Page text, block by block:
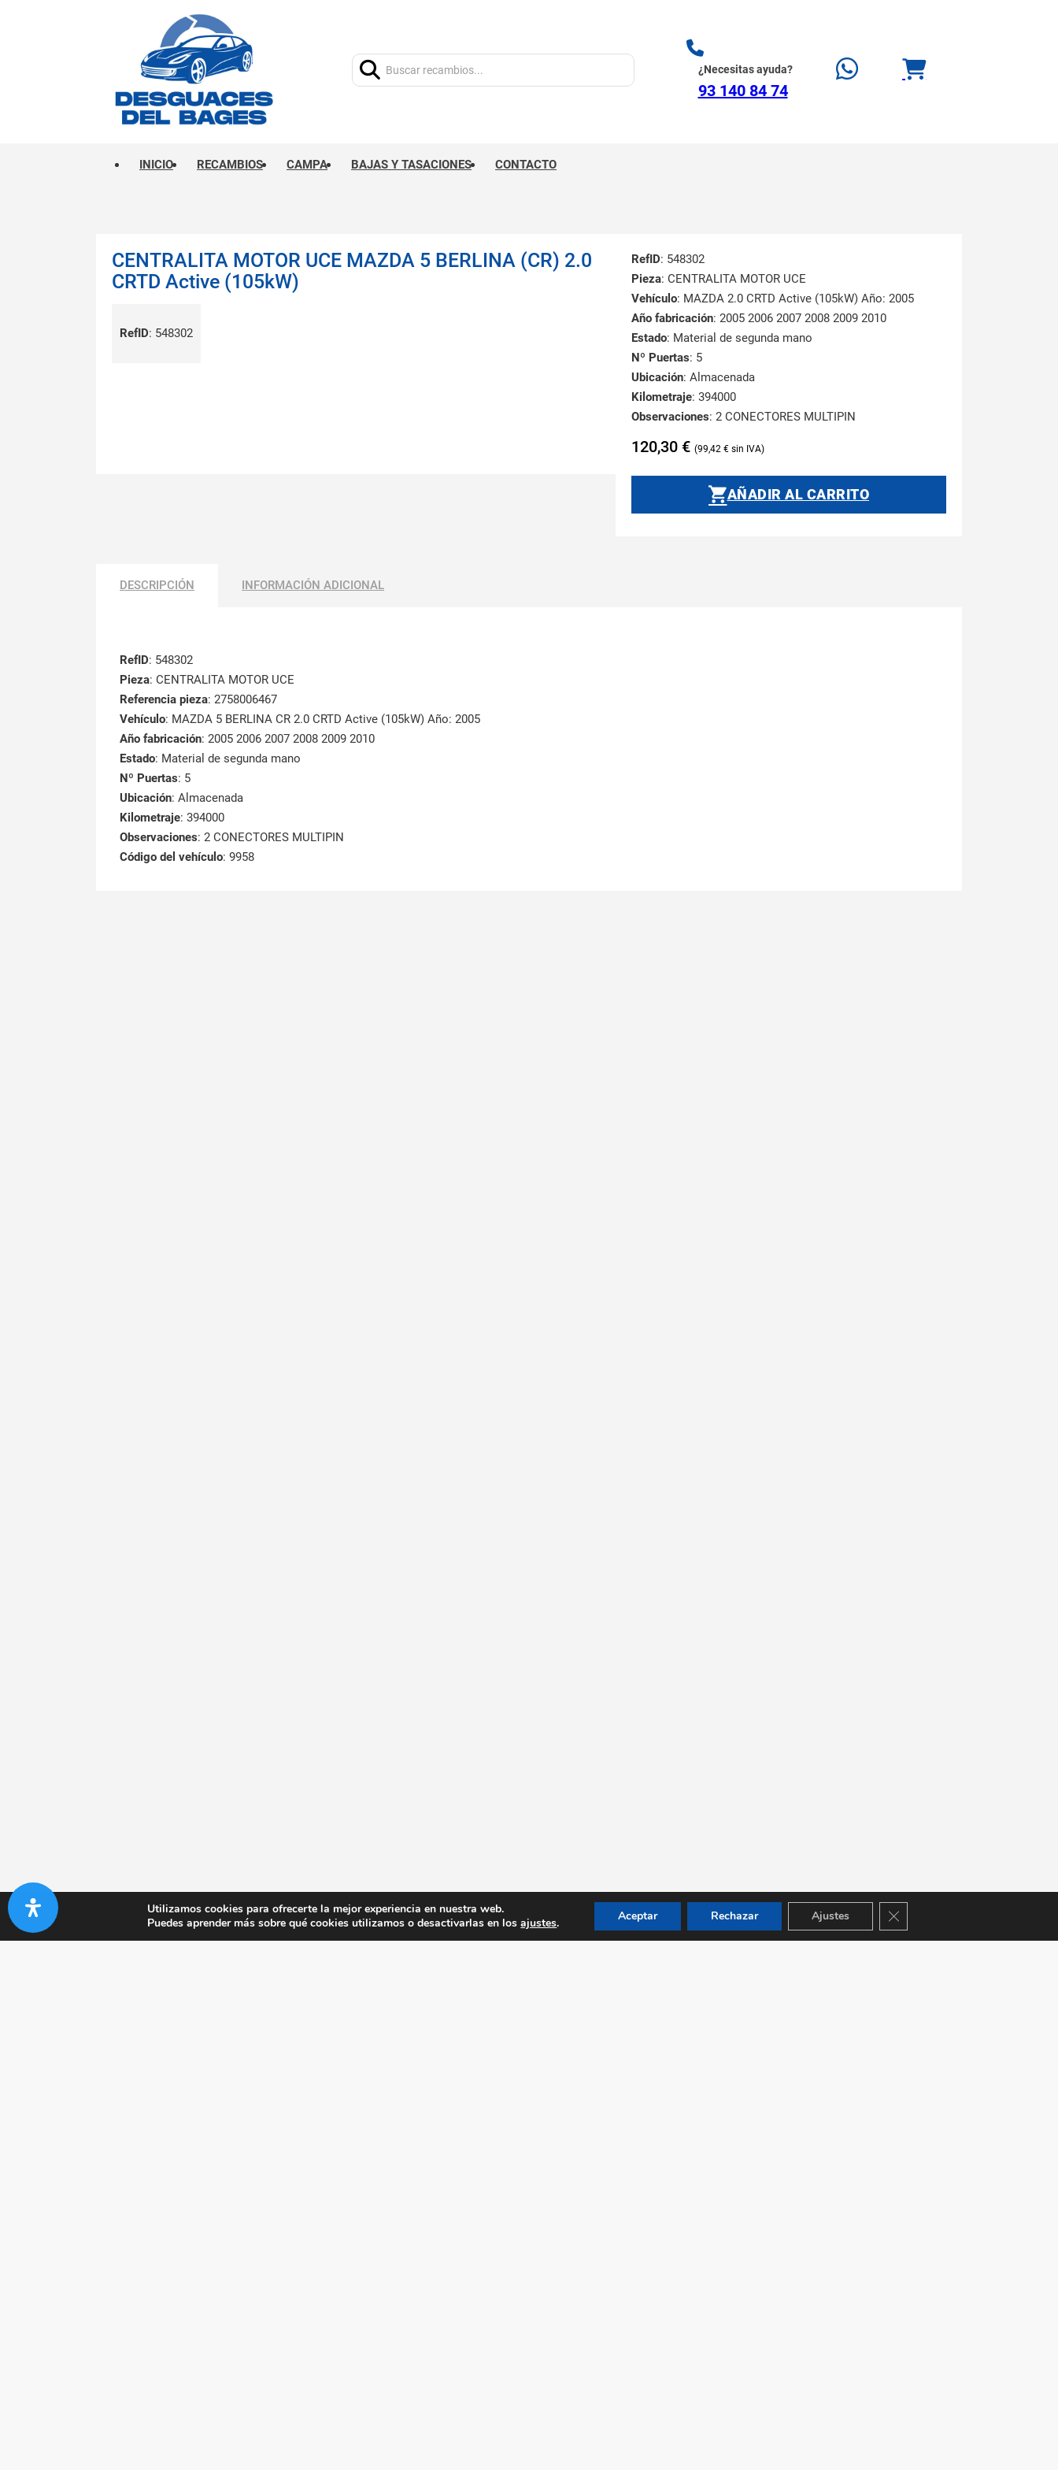
¿Necesitas ayuda?
93 140 84 74
INICIO RECAMBIOS CAMPA BAJAS Y TASACIONES CONTACTO
CENTRALITA MOTOR UCE MAZDA 5 BERLINA (CR) 2.0
CRTD Active (105kW)
RefID: 548302
RefID: 548302
Pieza: CENTRALITA MOTOR UCE
Vehículo: MAZDA 2.0 CRTD Active (105kW) Año: 2005
Año fabricación: 2005 2006 2007 2008 2009 2010
Estado: Material de segunda mano
Nº Puertas: 5
Ubicación: Almacenada
Kilometraje: 394000
Observaciones: 2 CONECTORES MULTIPIN
120,30 € 99,42 €
AÑADIR AL CARRITO
DESCRIPCIÓN INFORMACIÓN ADICIONAL
RefID: 548302
Pieza: CENTRALITA MOTOR UCE
Referencia pieza: 2758006467
Vehículo: MAZDA 5 BERLINA CR 2.0 CRTD Active (105kW) Año: 2005
Año fabricación: 2005 2006 2007 2008 2009 2010
Estado: Material de segunda mano
Nº Puertas: 5
Ubicación: Almacenada
Kilometraje: 394000
Observaciones: 2 CONECTORES MULTIPIN
Código del vehículo: 9958
Utilizamos cookies para ofrecerte la mejor experiencia en nuestra web.
Puedes aprender más sobre qué cookies utilizamos o desactivarlas en losajustes. Aceptar Rechazar Ajustes Cerrar el banner de cookies RGPD